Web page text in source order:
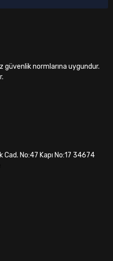
güvenlik normlarına uygundur.
No:47 Kapı No:17 34674